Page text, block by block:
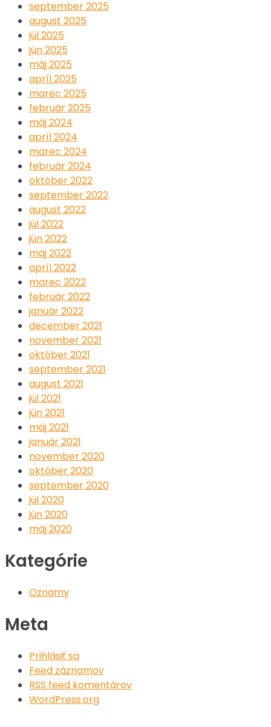
september 2025
august 2025
júl 2025
jún 2025
máj 2025
apríl 2025
marec 2025
február 2025
máj 2024
apríl 2024
marec 2024
február 2024
október 2022
september 2022
august 2022
júl 2022
jún 2022
máj 2022
apríl 2022
marec 2022
február 2022
január 2022
december 2021
november 2021
október 2021
september 2021
august 2021
júl 2021
jún 2021
máj 2021
január 2021
november 2020
október 2020
september 2020
júl 2020
jún 2020
máj 2020
Kategórie
Oznamy
Meta
Prihlásiť sa
Feed záznamov
RSS feed komentárov
WordPress.org